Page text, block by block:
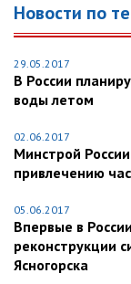
Новости по
29.05.2017
В России
воды летом
02.06.2017
Минстрой
привлечению
05.06.2017
Впервые в
реконструкции
Ясногорска